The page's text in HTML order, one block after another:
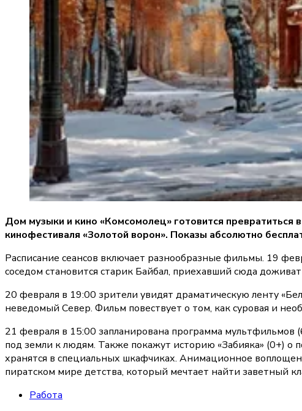
Дом музыки и кино «Комсомолец» готовится
кинофестиваля «Золотой ворон». Показы абсолютно
Расписание сеансов включает разнообразные фильмы. 19
соседом становится старик Байбал, приехавший сюда
20 февраля в 19:00 зрители увидят драматическую ленту
неведомый Север. Фильм повествует о том, как суровая и
21 февраля в 15:00 запланирована программа
под земли к людям. Также покажут историю «Забияка» (0+) о
хранятся в специальных шкафчиках. Анимационное
пиратском мире детства, который мечтает найти заветный
Работа